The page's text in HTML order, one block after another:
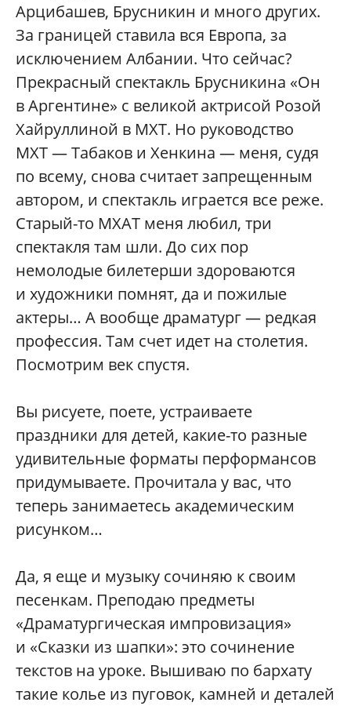
Арцибашев, Брусникин и много других.
За границей ставила вся Европа, за
исключением Албании. Что сейчас?
Прекрасный спектакль Брусникина «Он
в Аргентине» с великой актрисой Розой
Хайруллиной в МХТ. Но руководство
МХТ — Табаков и Хенкина — меня, судя
по всему, снова считает запрещенным
автором, и спектакль играется все реже.
Старый-то МХАТ меня любил, три
спектакля там шли. До сих пор
немолодые билетерши здороваются
и художники помнят, да и пожилые
актеры… А вообще драматург — редкая
профессия. Там счет идет на столетия.
Посмотрим век спустя.
Вы рисуете, поете, устраиваете
праздники для детей, какие-то разные
удивительные форматы перформансов
придумываете. Прочитала у вас, что
теперь занимаетесь академическим
рисунком…
Да, я еще и музыку сочиняю к своим
песенкам. Преподаю предметы
«Драматургическая импровизация»
и «Сказки из шапки»: это сочинение
текстов на уроке. Вышиваю по бархату
такие колье из пуговок, камней и деталей